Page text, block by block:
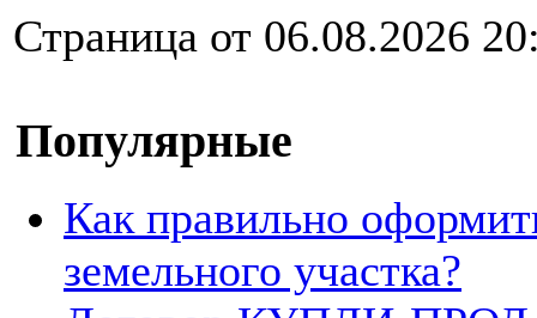
Страница от 06.08.2026
Популярные
Как правильно
земельного участка?